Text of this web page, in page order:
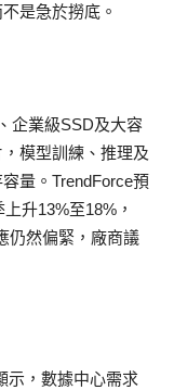
是急於撈底。
企業級SSD及大容
模型訓練、推理及
量。TrendForce預
升13%至18%，
仍然偏緊，廠商議
示，數據中心需求